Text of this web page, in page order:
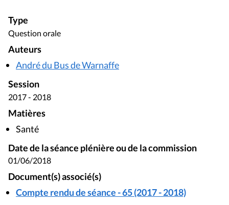
Type
Question orale
Auteurs
André du Bus de Warnaffe
Session
2017 - 2018
Matières
Santé
Date de la séance plénière ou de la commission
01/06/2018
Document(s) associé(s)
Compte rendu de séance - 65 (2017 - 2018)